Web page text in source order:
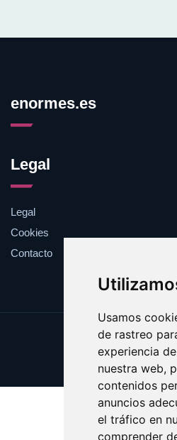
Usamos
de rastreo
experiencia
nuestra web,
contenidos
anuncios
el tráfico en
comprender
enormes.es
Legal
Legal
Cookies
Contacto
Update cookies
Copyright ©